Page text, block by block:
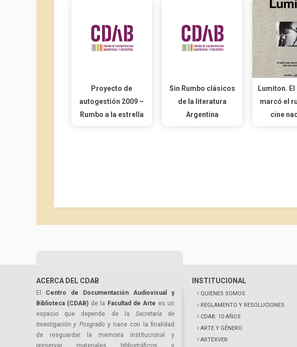
Proyecto de
autogestión 2009 –
Rumbo a la estrella
Sin Rumbo clásicos
de la literatura
Argentina
Lumiton.
marcó el
cine
ACERCA DEL CDAB
El Centro de Documentación Audiovisual y
Biblioteca (CDAB) de la Facultad de Arte es un
espacio que depende de la Secretaría de
Investigación y Posgrado y nace con la finalidad
de resguardar la memoria institucional y
preservar materiales bibliográficos y
INSTITUCIONAL
QUIENES SOMOS
REGLAMENTO Y RESOLUCIONES
CDAB: 10 AÑOS
ARTE Y GÉNERO
ARTEXVER